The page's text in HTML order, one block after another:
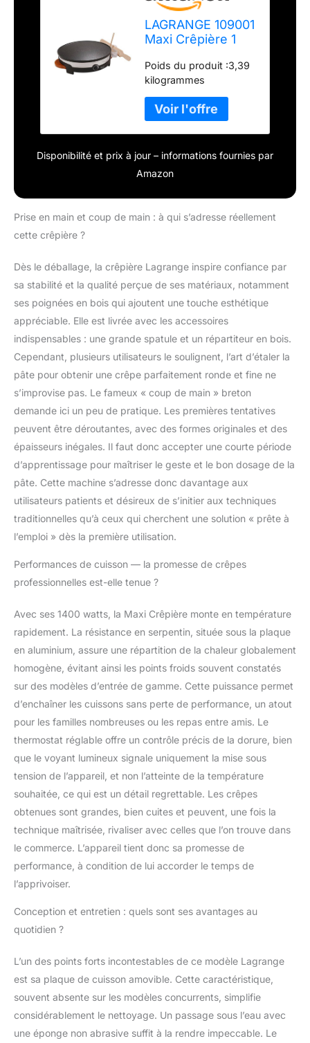
LAGRANGE 109001
Maxi Crêpière 1
Poids du produit :3,39
kilogrammes
Disponibilité et prix à jour – informations fournies par
Amazon
Prise en main et coup de main : à qui s’adresse réellement
cette crêpière ?
Dès le déballage, la crêpière Lagrange inspire confiance par
sa stabilité et la qualité perçue de ses matériaux, notamment
ses poignées en bois qui ajoutent une touche esthétique
appréciable. Elle est livrée avec les accessoires
indispensables : une grande spatule et un répartiteur en bois.
Cependant, plusieurs utilisateurs le soulignent, l’art d’étaler la
pâte pour obtenir une crêpe parfaitement ronde et fine ne
s’improvise pas. Le fameux « coup de main » breton
demande ici un peu de pratique. Les premières tentatives
peuvent être déroutantes, avec des formes originales et des
épaisseurs inégales. Il faut donc accepter une courte période
d’apprentissage pour maîtriser le geste et le bon dosage de la
pâte. Cette machine s’adresse donc davantage aux
utilisateurs patients et désireux de s’initier aux techniques
traditionnelles qu’à ceux qui cherchent une solution « prête à
l’emploi » dès la première utilisation.
Performances de cuisson — la promesse de crêpes
professionnelles est-elle tenue ?
Avec ses 1400 watts, la Maxi Crêpière monte en température
rapidement. La résistance en serpentin, située sous la plaque
en aluminium, assure une répartition de la chaleur globalement
homogène, évitant ainsi les points froids souvent constatés
sur des modèles d’entrée de gamme. Cette puissance permet
d’enchaîner les cuissons sans perte de performance, un atout
pour les familles nombreuses ou les repas entre amis. Le
thermostat réglable offre un contrôle précis de la dorure, bien
que le voyant lumineux signale uniquement la mise sous
tension de l’appareil, et non l’atteinte de la température
souhaitée, ce qui est un détail regrettable. Les crêpes
obtenues sont grandes, bien cuites et peuvent, une fois la
technique maîtrisée, rivaliser avec celles que l’on trouve dans
le commerce. L’appareil tient donc sa promesse de
performance, à condition de lui accorder le temps de
l’apprivoiser.
Conception et entretien : quels sont ses avantages au
quotidien ?
L’un des points forts incontestables de ce modèle Lagrange
est sa plaque de cuisson amovible. Cette caractéristique,
souvent absente sur les modèles concurrents, simplifie
considérablement le nettoyage. Un passage sous l’eau avec
une éponge non abrasive suffit à la rendre impeccable. Le